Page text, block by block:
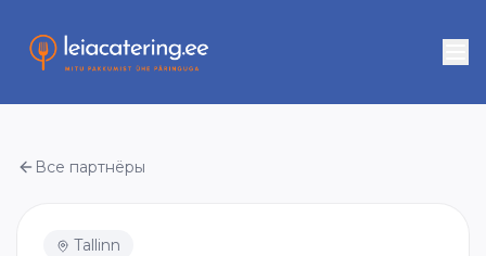
Все партнёры
Tallinn